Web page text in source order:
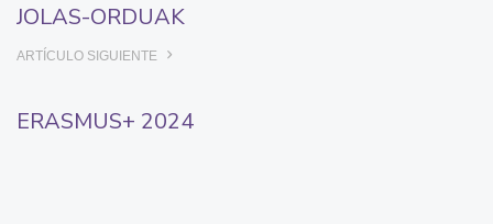
JOLAS-ORDUAK
ARTÍCULO SIGUIENTE
ERASMUS+ 2024